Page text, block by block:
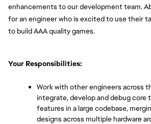
enhancements to our development team.
for an engineer who is excited to use their
to build AAA quality games.
Your Responsibilities:
Work with other engineers across
integrate, develop and debug core
features in a large codebase,
designs across multiple hardware